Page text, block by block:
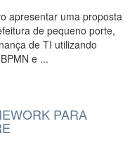
apresentar uma proposta
de pequeno porte,
de TI utilizando
e ...
PARA